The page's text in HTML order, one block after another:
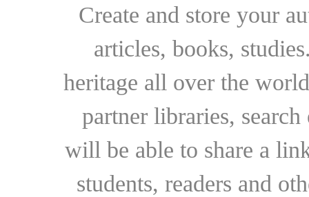
Create and store your
articles, books,
heritage all over the
partner libraries,
will be able to share a
students, readers and